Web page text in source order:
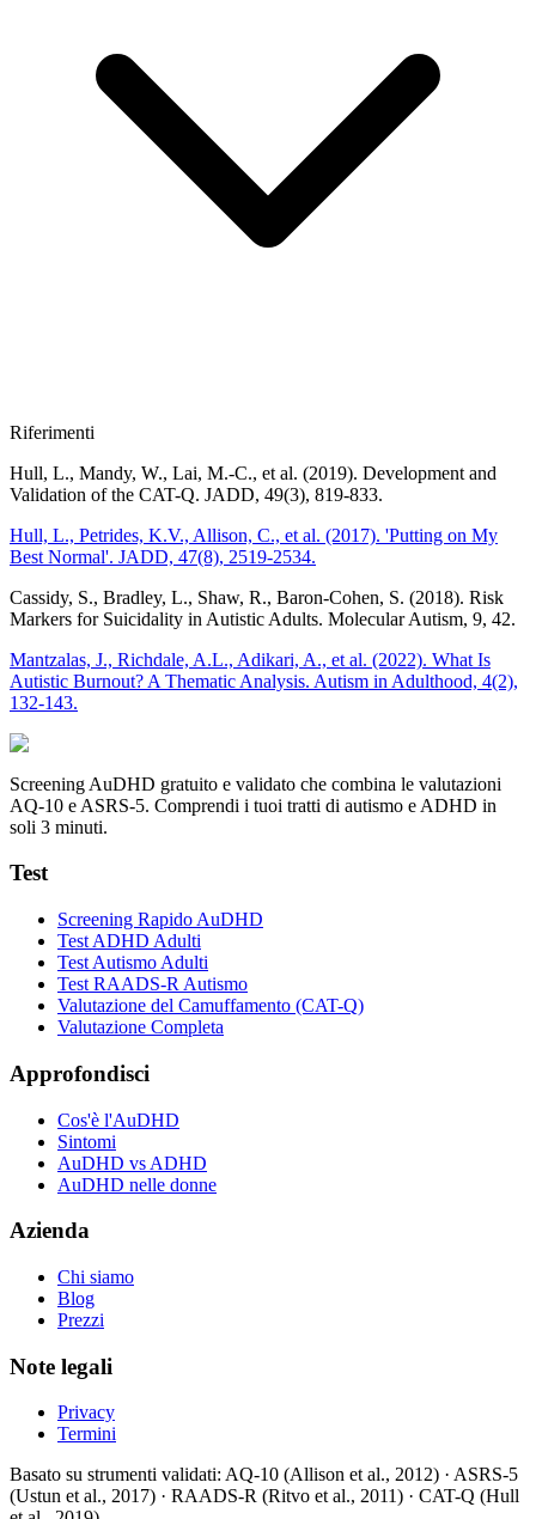
Riferimenti
Hull, L., Mandy, W., Lai, M.-C., et al. (2019). Development and
Validation of the CAT-Q. JADD, 49(3), 819-833.
Hull, L., Petrides, K.V., Allison, C., et al. (2017). 'Putting on My
Best Normal'. JADD, 47(8), 2519-2534.
Cassidy, S., Bradley, L., Shaw, R., Baron-Cohen, S. (2018). Risk
Markers for Suicidality in Autistic Adults. Molecular Autism, 9, 42.
Mantzalas, J., Richdale, A.L., Adikari, A., et al. (2022). What Is
Autistic Burnout? A Thematic Analysis. Autism in Adulthood, 4(2),
132-143.
Screening AuDHD gratuito e validato che combina le valutazioni
AQ-10 e ASRS-5. Comprendi i tuoi tratti di autismo e ADHD in
soli 3 minuti.
Test
Screening Rapido AuDHD
Test ADHD Adulti
Test Autismo Adulti
Test RAADS-R Autismo
Valutazione del Camuffamento (CAT-Q)
Valutazione Completa
Approfondisci
Cos'è l'AuDHD
Sintomi
AuDHD vs ADHD
AuDHD nelle donne
Azienda
Chi siamo
Blog
Prezzi
Note legali
Privacy
Termini
Basato su strumenti validati: AQ-10 (Allison et al., 2012) · ASRS-5
(Ustun et al., 2017) · RAADS-R (Ritvo et al., 2011) · CAT-Q (Hull